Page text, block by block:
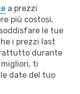
a prezzi
più costosi,
le tue
i prezzi last
durante
ti
date del tuo